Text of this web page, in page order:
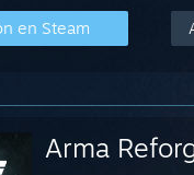
en Steam
Arma